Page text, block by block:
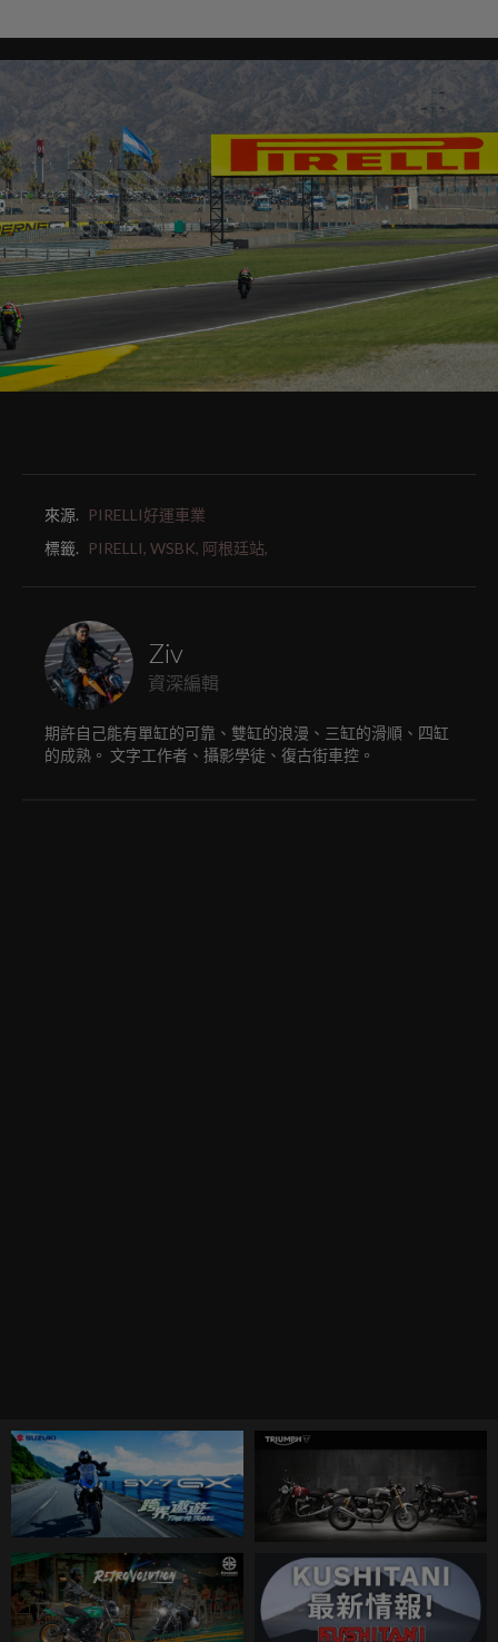
來源.
PIRELLI好運車業
標籤.
PIRELLI, WSBK, 阿根廷站,
Ziv
資深編輯
期許自己能有單缸的可靠、雙缸的浪漫、三缸的滑順、四缸
的成熟。 文字工作者、攝影學徒、復古街車控。